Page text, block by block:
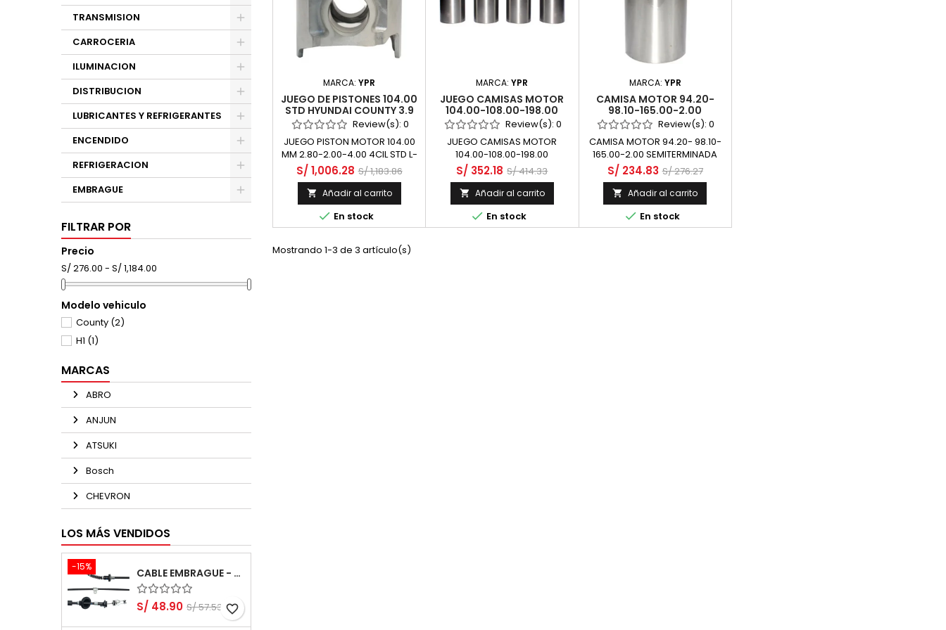
TRANSMISION
CARROCERIA
ILUMINACION
DISTRIBUCION
LUBRICANTES Y REFRIGERANTES
ENCENDIDO
REFRIGERACION
EMBRAGUE
FILTRAR POR
Precio
S/ 276.00 - S/ 1,184.00
Modelo vehiculo
County (2)
H1 (1)
MARCAS
ABRO
ANJUN
ATSUKI
Bosch
CHEVRON
LOS MÁS VENDIDOS
-15% CABLE EMBRAGUE - SUZUKI ALTO 1000 K10B RF410-3 DOHC 3 CYL 12 VALV
S/ 48.90 S/ 57.53 favorite_border
MARCA:YPR
JUEGO DE PISTONES 104.00
STD HYUNDAI COUNTY 3.9
D4DA 4CIL DIESEL
Review(s): 0
JUEGO PISTON MOTOR 104.00
MM 2.80-2.00-4.00 4CIL STD L-
112.20 A.COMP-62.20 PAS-
36.00 SIN PASADOR CON ALFIN
BOCA DE CAMARA 49.0MM
S/ 1,006.28 S/ 1,183.86
 Añadir al carrito
 En stock
MARCA:YPR
JUEGO CAMISAS MOTOR
104.00-108.00-198.00
SEMITERMINADA MARCA
YPR - HYUNDAI COUNTY
3300 D4DD SOHC 8 VALV
TCI DIESEL
Review(s): 0
JUEGO CAMISAS MOTOR
104.00-108.00-198.00
SEMITERMINADA MARCA YPR
S/ 352.18 S/ 414.33
 Añadir al carrito
 En stock
MARCA: YPR
CAMISA MOTOR 94.20-
98.10-165.00-2.00
SEMITERMINADA MARCA
YPR - HYUNDAI H-1 2500
D4BB SOHC DIESEL
Review(s):0
CAMISA MOTOR 94.20- 98.10-
165.00-2.00 SEMITERMINADA
MARCA YPR
S/ 234.83 S/ 276.27
 Añadir al carrito
 En stock
Mostrando 1-3 de 3 artículo(s)